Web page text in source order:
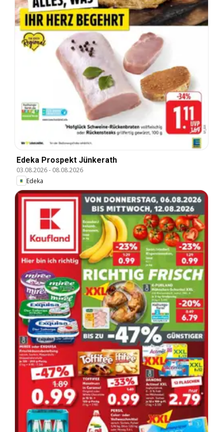
Edeka Prospekt Jünkerath
03.08.2026- 08.08.2026
Edeka